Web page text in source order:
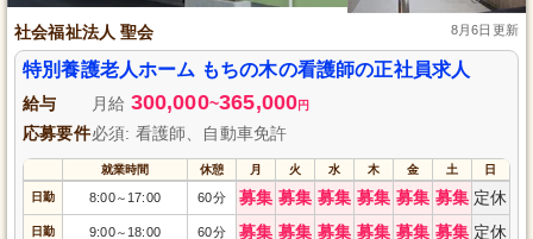
社会福祉法人 聖会 8月6日更新
特別養護老人ホーム もちの木の看護師の正社員求人
給与 月給 300,000~365,000円
応募要件必須: 看護師、自動車免許
就業時間 休憩 月 火 水 木 金 土 日
日勤 8:00～ 17:00 60分 募集 募集 募集 募集 募集 募集 定休
日勤 9:00～ 18:00 60分 募集 募集 募集 募集 募集 募集 定休